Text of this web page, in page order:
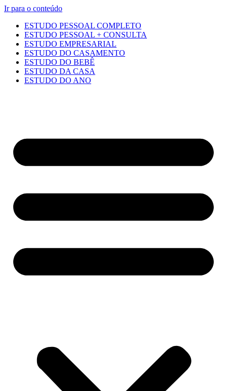
Ir para o conteúdo
ESTUDO PESSOAL COMPLETO
ESTUDO PESSOAL + CONSULTA
ESTUDO EMPRESARIAL
ESTUDO DO CASAMENTO
ESTUDO DO BEBÊ
ESTUDO DA CASA
ESTUDO DO ANO